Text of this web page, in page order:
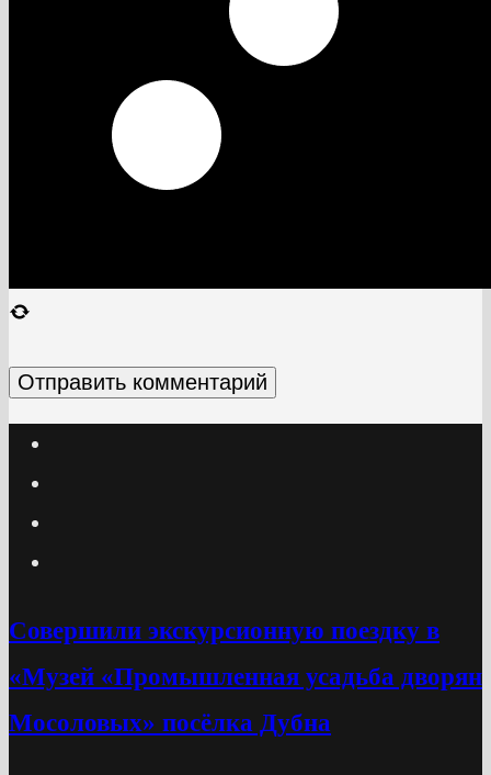
Cовершили экскурсионную поездку в
«Музей «Промышленная усадьба дворян
Мосоловых» посёлка Дубна